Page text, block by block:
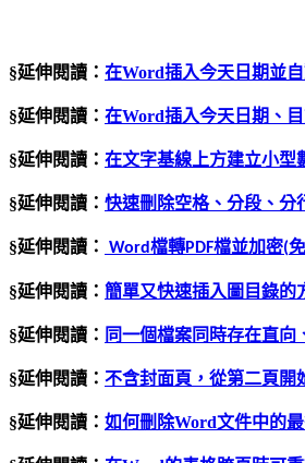
§延伸閱讀： 在Word插入今天日期並
§延伸閱讀： 在Word插入今天日期、
§延伸閱讀： 在文字基線上方建立小型
§延伸閱讀： 快速刪除空格、分段、分
§延伸閱讀： Word檔轉PDF檔並加密(
§延伸閱讀： 簡單又快速插入圖目錄的
§延伸閱讀： 同一個檔案同時存在直向
§延伸閱讀： 不含封面頁，從第二頁開
§延伸閱讀： 如何刪除Word文件中的